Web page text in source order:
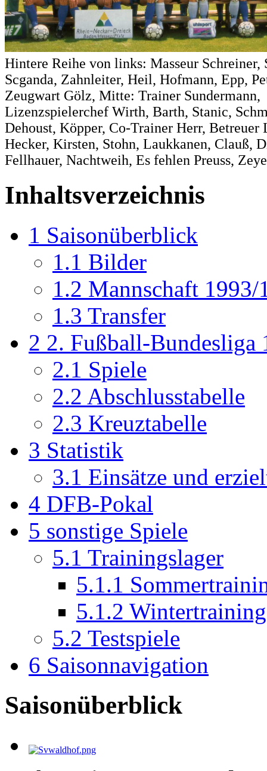
Hintere Reihe von links: Masseur Schreiner,
Scganda, Zahnleiter, Heil, Hofmann, Epp,
Zeugwart Gölz, Mitte: Trainer Sundermann,
Lizenzspielerchef Wirth, Barth, Stanic,
Dehoust, Köpper, Co-Trainer Herr, Betreuer
Hecker, Kirsten, Stohn, Laukkanen, Clauß,
Fellhauer, Nachtweih, Es fehlen Preuss,
Inhaltsverzeichnis
1 Saisonüberblick
1.1 Bilder
1.2 Mannschaft 1993/
1.3 Transfer
2 2. Fußball-Bundesliga
2.1 Spiele
2.2 Abschlusstabelle
2.3 Kreuztabelle
3 Statistik
3.1 Einsätze und
4 DFB-Pokal
5 sonstige Spiele
5.1 Trainingslager
5.1.1
5.1.2
5.2 Testspiele
6 Saisonnavigation
Saisonüberblick